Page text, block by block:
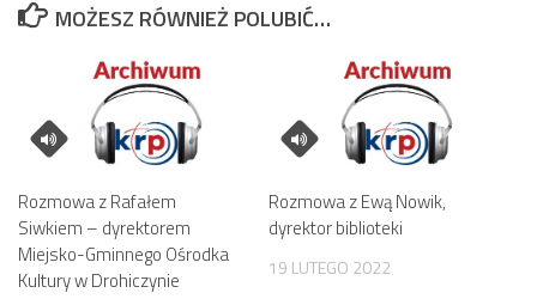
MOŻESZ RÓWNIEŻ POLUBIĆ…
Rozmowa z Rafałem
Siwkiem – dyrektorem
Miejsko-Gminnego Ośrodka
Kultury w Drohiczynie
Rozmowa z Ewą Nowik,
dyrektor biblioteki
19 LUTEGO 2022